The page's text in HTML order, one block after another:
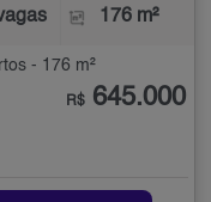
176 m²
- 176 m²
R$ 645.000